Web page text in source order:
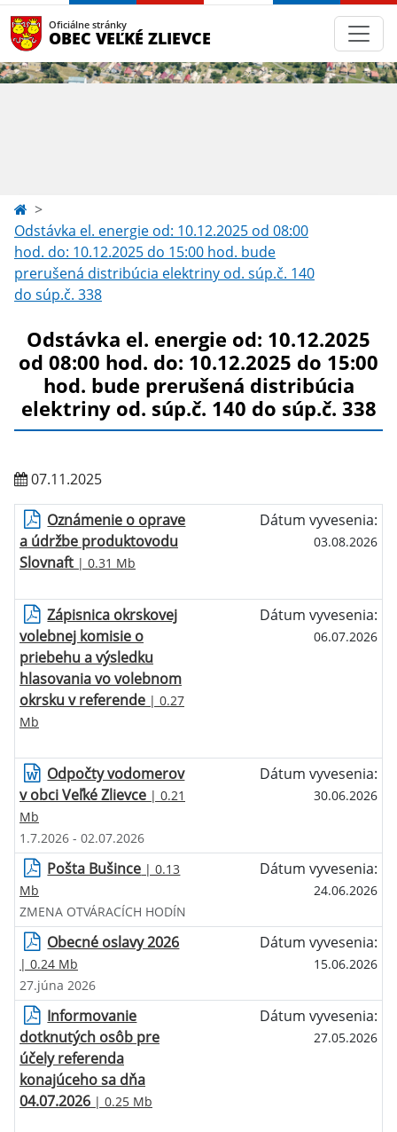
Oficiálne stránky
OBEC VEĽKÉ ZLIEVCE
Odstávka el. energie od: 10.12.2025 od 08:00
hod. do: 10.12.2025 do 15:00 hod. bude
prerušená distribúcia elektriny od. súp.č. 140
do súp.č. 338
Odstávka el. energie od: 10.12.2025
od 08:00 hod. do: 10.12.2025 do 15:00
hod. bude prerušená distribúcia
elektriny od. súp.č. 140 do súp.č. 338
07.11.2025
Oznámenie o oprave
a údržbe produktovodu
Slovnaft | 0.31 Mb
Dátum vyvesenia:
03.08.2026
Zápisnica okrskovej
volebnej komisie o
priebehu a výsledku
hlasovania vo volebnom
okrsku v referende | 0.27
Mb
Dátum vyvesenia:
06.07.2026
Odpočty vodomerov
v obci Veľké Zlievce | 0.21
Mb
Dátum vyvesenia:
30.06.2026
1.7.2026 - 02.07.2026
Pošta Bušince | 0.13
Mb
Dátum vyvesenia:
24.06.2026
ZMENA OTVÁRACÍCH HODÍN
Obecné oslavy 2026
| 0.24 Mb
Dátum vyvesenia:
15.06.2026
27.júna 2026
Informovanie
dotknutých osôb pre
účely referenda
konajúceho sa dňa
04.07.2026 | 0.25 Mb
Dátum vyvesenia:
27.05.2026